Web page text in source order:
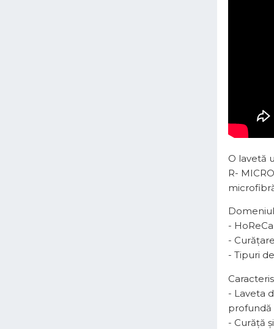
O lavetă
R-
-
-
- Tipuri
- Laveta
profundă
- Curăță